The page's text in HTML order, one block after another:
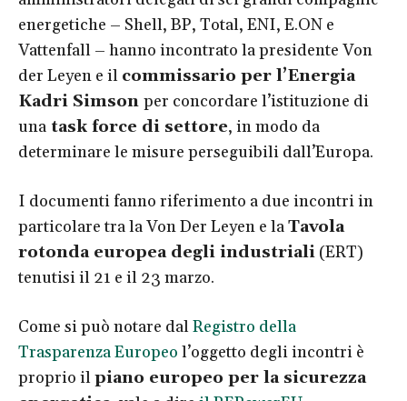
energetiche – Shell, BP, Total, ENI, E.ON e
Vattenfall – hanno incontrato la presidente Von
der Leyen e il commissario per l’Energia
Kadri Simson per concordare l’istituzione di
una task force di settore, in modo da
determinare le misure perseguibili dall’Europa.
I documenti fanno riferimento a due incontri in
particolare tra la Von Der Leyen e laTavola
rotonda europea degli industriali (ERT)
tenutisi il 21 e il 23 marzo.
Come si può notare dalRegistro della
Trasparenza Europeo l’oggetto degli incontri è
proprio ilpiano europeo per la sicurezza